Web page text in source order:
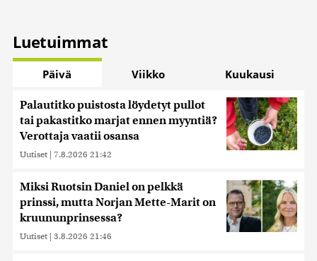
Luetuimmat
Päivä Viikko Kuukausi
Palautitko puistosta löydetyt pullot
tai pakastitko marjat ennen myyntiä?
Verottaja vaatii osansa
Uutiset | 7.8.2026 21:42
Miksi Ruotsin Daniel on pelkkä
prinssi, mutta Norjan Mette-Marit on
kruununprinsessa?
Uutiset | 3.8.2026 21:46